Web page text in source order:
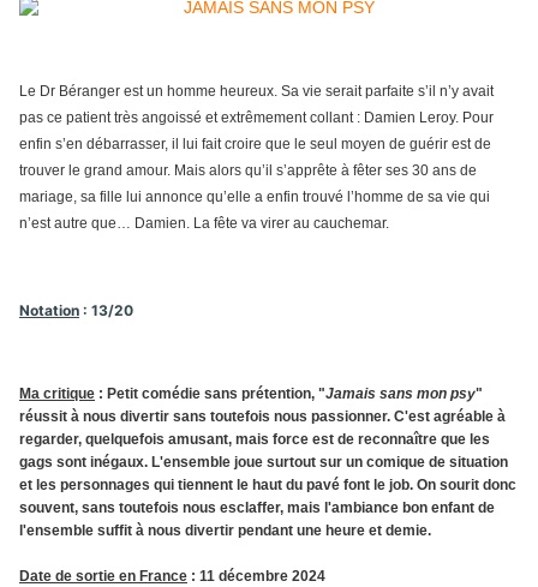
Le Dr Béranger est un homme heureux. Sa vie serait parfaite s’il n’y avait
pas ce patient très angoissé et extrêmement collant : Damien Leroy. Pour
enfin s’en débarrasser, il lui fait croire que le seul moyen de guérir est de
trouver le grand amour. Mais alors qu’il s’apprête à fêter ses 30 ans de
mariage, sa fille lui annonce qu’elle a enfin trouvé l’homme de sa vie qui
n’est autre que… Damien. La fête va virer au cauchemar.
Notation : 13/20
Ma critique : Petit comédie sans prétention, "Jamais sans mon psy"
réussit à nous divertir sans toutefois nous passionner. C'est agréable à
regarder, quelquefois amusant, mais force est de reconnaître que les
gags sont inégaux. L'ensemble joue surtout sur un comique de situation
et les personnages qui tiennent le haut du pavé font le job. On sourit donc
souvent, sans toutefois nous esclaffer, mais l'ambiance bon enfant de
l'ensemble suffit à nous divertir pendant une heure et demie.
Date de sortie en France : 11 décembre 2024